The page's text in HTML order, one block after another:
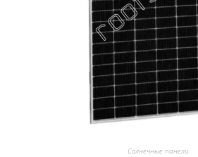
Солнечные панели